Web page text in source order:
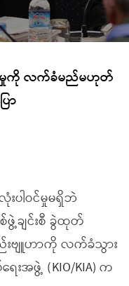
းမှုကို လက်ခံမည်မဟုတ်
ော
ပါဝင်မှုမရှိဘဲ
ချင်းစီ ခွဲထုတ်
းဗျူဟာကို လက်ခံသွား
အဖွဲ့ (KIO/KIA) က